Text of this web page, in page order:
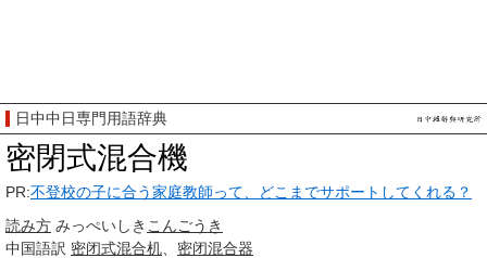
日中中日専門用語辞典
密閉式混合機
PR:不登校の子に合う家庭教師って、どこまでサポートしてくれる？
読み方 みっぺいしき こんごうき
中国語訳 密闭式混合机 密闭混合器